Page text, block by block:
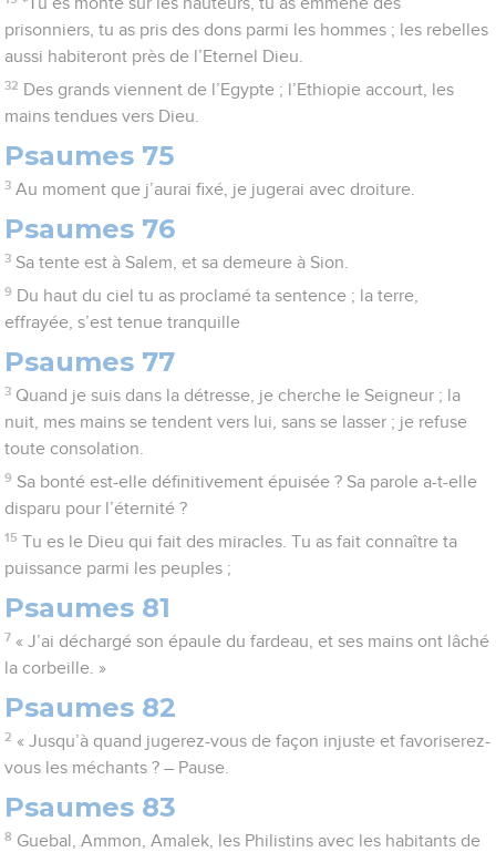
prisonniers, tu as pris des dons parmi les hommes ; les rebelles
aussi habiteront près de l’Eternel Dieu.
32 Des grands viennent de l’Egypte ; l’Ethiopie accourt, les
mains tendues vers Dieu.
Psaumes 75
3 Au moment que j’aurai fixé, je jugerai avec droiture.
Psaumes 76
3 Sa tente est à Salem, et sa demeure à Sion.
9 Du haut du ciel tu as proclamé ta sentence ; la terre,
effrayée, s’est tenue tranquille
Psaumes 77
3 Quand je suis dans la détresse, je cherche le Seigneur ; la
nuit, mes mains se tendent vers lui, sans se lasser ; je refuse
toute consolation.
9 Sa bonté est-elle définitivement épuisée ? Sa parole a-t-elle
disparu pour l’éternité ?
15 Tu es le Dieu qui fait des miracles. Tu as fait connaître ta
puissance parmi les peuples ;
Psaumes 81
7 « J’ai déchargé son épaule du fardeau, et ses mains ont lâché
la corbeille. »
Psaumes 82
2 « Jusqu’à quand jugerez-vous de façon injuste et favoriserez-
vous les méchants ? – Pause.
Psaumes 83
8 Guebal, Ammon, Amalek, les Philistins avec les habitants de